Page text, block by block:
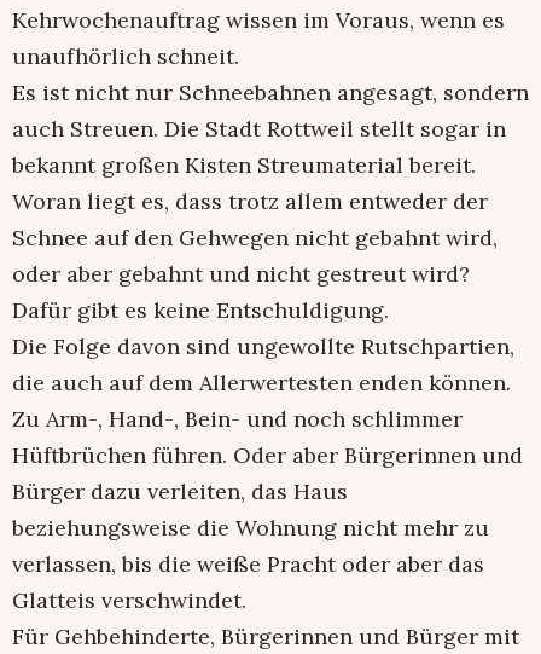
Kehrwochenauftrag wissen im Voraus, wenn es
unaufhörlich schneit.
Es ist nicht nur Schneebahnen angesagt, sondern
auch Streuen. Die Stadt Rottweil stellt sogar in
bekannt großen Kisten Streumaterial bereit.
Woran liegt es, dass trotz allem entweder der
Schnee auf den Gehwegen nicht gebahnt wird,
oder aber gebahnt und nicht gestreut wird?
Dafür gibt es keine Entschuldigung.
Die Folge davon sind ungewollte Rutschpartien,
die auch auf dem Allerwertesten enden können.
Zu Arm-, Hand-, Bein- und noch schlimmer
Hüftbrüchen führen. Oder aber Bürgerinnen und
Bürger dazu verleiten, das Haus
beziehungsweise die Wohnung nicht mehr zu
verlassen, bis die weiße Pracht oder aber das
Glatteis verschwindet.
Für Gehbehinderte, Bürgerinnen und Bürger mit